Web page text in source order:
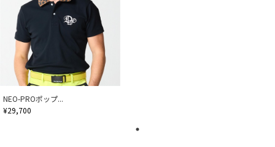
NEO-PROポップ...
¥29,700